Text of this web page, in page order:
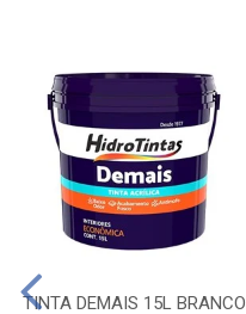
TINTA DEMAIS 15L BRANCO